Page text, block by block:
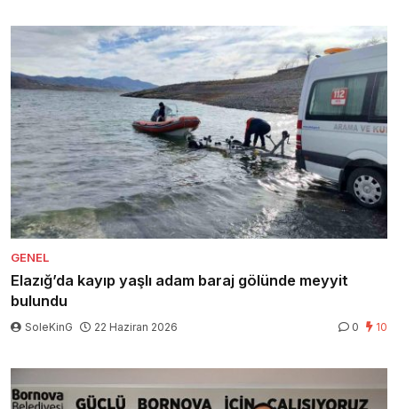
GENEL
Elazığ’da kayıp yaşlı adam baraj gölünde meyyit
bulundu
SoleKinG 22 Haziran 2026 0 10